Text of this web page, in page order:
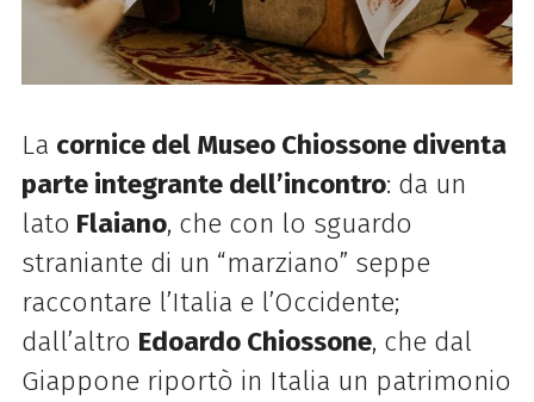
La cornice del Museo Chiossone diventa
parte integrante dell’incontro: da un
lato Flaiano, che con lo sguardo
straniante di un “marziano” seppe
raccontare l’Italia e l’Occidente;
dall’altro Edoardo Chiossone, che dal
Giappone riportò in Italia un patrimonio